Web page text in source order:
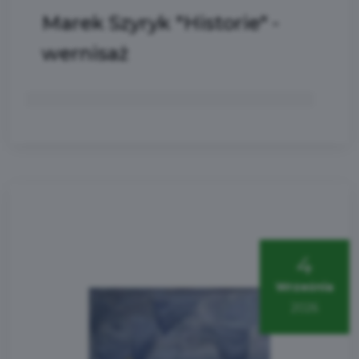
Marek Szyryk "Historie" -
wernisaż
4
Września